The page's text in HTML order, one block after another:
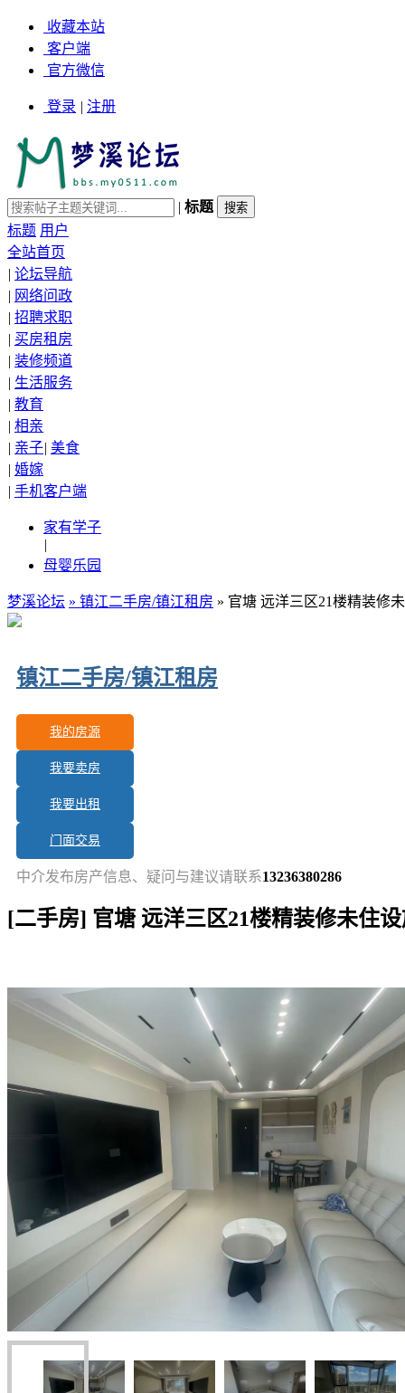
收藏本站
客户端
官方微信
登录 | 注册
| 标题
标题 用户
全站首页
| 论坛导航
| 网络问政
| 招聘求职
| 买房租房
| 装修频道
| 生活服务
| 教育
| 相亲
| 亲子| 美食
| 婚嫁
| 手机客户端
家有学子
|
母婴乐园
梦溪论坛 » 镇江二手房/镇江租房 » 官塘 远洋三区21楼精装修
镇江二手房/镇江租房
更新房源：
中介发布房产信息、疑问与建议请联系13236380286
我的房源
我要卖房
我要出租
门面交易
[二手房] 官塘 远洋三区21楼精装修未住
短讯